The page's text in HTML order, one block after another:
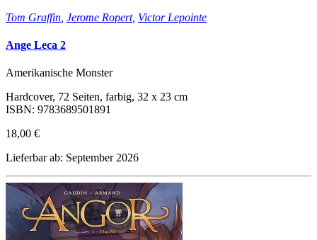
Tom Graffin Jerome Ropert, Victor Lepointe
Ange Leca 2
Amerikanische Monster
Hardcover, 72 Seiten, farbig, 32 x 23 cm
ISBN: 9783689501891
18,00 €
Lieferbar ab: September 2026